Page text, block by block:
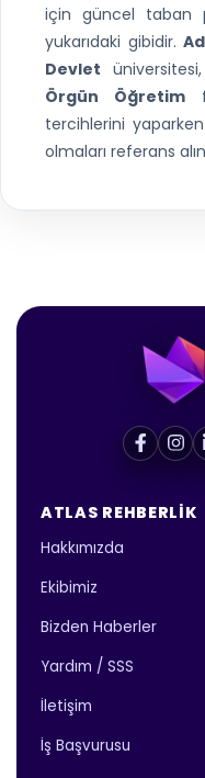
için güncel taban
yukarıdaki gibidir.
Devlet
Örgün Öğretim
tercihlerini
olmaları referans
ATLAS REHBERLIK
Hakkımızda
Ekibimiz
Bizden Haberler
Yardım / SSS
İletişim
İş Başvurusu